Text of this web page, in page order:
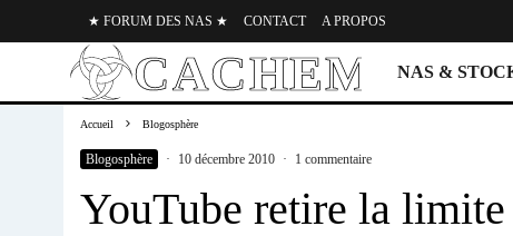
★ FORUM DES NAS ★ CONTACT A PROPOS
NAS &
Accueil Blogosphère
Blogosphère · 10 décembre 2010 · 1 commentaire
YouTube retire la